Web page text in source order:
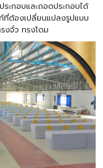
ะกอบและถอดประกอบได้
ที่ต้องเปลี่ยนแปลงรูปแบบ
งจั่ว ทรงโดม